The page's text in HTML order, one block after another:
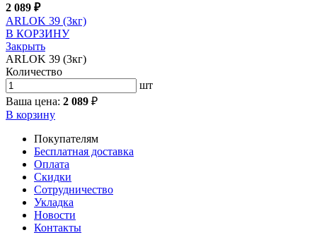
2 089 ₽
ARLOK 39 (3кг)
В КОРЗИНУ
Закрыть
ARLOK 39 (3кг)
Количество
шт
Ваша цена: 2 089 ₽
В корзину
Покупателям
Бесплатная доставка
Оплата
Скидки
Сотрудничество
Укладка
Новости
Контакты